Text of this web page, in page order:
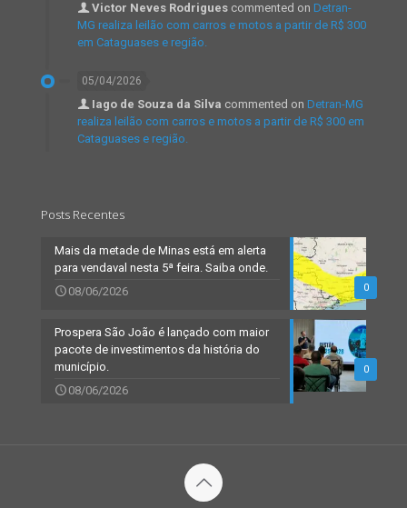
Victor Neves Rodrigues commented on Detran-
MG realiza leilão com carros e motos a partir de R$ 300
em Cataguases e região.
05/04/2026
Iago de Souza da Silva commented on Detran-MG
realiza leilão com carros e motos a partir de R$ 300 em
Cataguases e região.
Posts Recentes
0
Mais da metade de Minas está em alerta
para vendaval nesta 5ª feira. Saiba onde.
08/06/2026
0
Prospera São João é lançado com maior
pacote de investimentos da história do
município.
08/06/2026